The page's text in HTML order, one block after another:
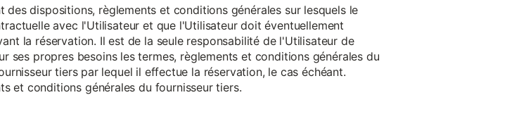
des dispositions, règlements et conditions générales sur lesquels le
avec l'Utilisateur et que l'Utilisateur doit éventuellement
la réservation. Il est de la seule responsabilité de l'Utilisateur de
ses propres besoins les termes, règlements et conditions générales du
tiers par lequel il effectue la réservation, le cas échéant.
et conditions générales du fournisseur tiers.